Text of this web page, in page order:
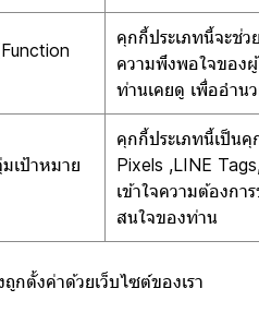
คุกกี้ประเภทนี้จะช่
ความพึงพอใจของ
ท่านเคยดู เพื่ออำน
เป้าหมาย
คุกกี้ประเภทนี้เป็น
Pixels ,LINE
เข้าใจความต้องก
สนใจของท่าน
กตั้งค่าด้วยเว็บไซต์ของเรา